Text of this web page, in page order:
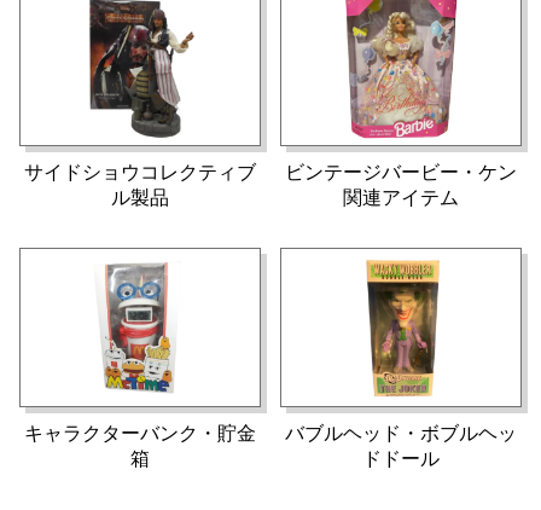
サイドショウコレクティブ
ル製品
ビンテージバービー・ケン
関連アイテム
キャラクターバンク・貯金
箱
バブルヘッド・ボブルヘッ
ドドール